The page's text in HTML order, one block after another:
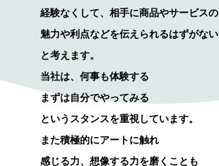
経験なくして、相手に商品やサービスの
魅力や利点などを伝えられるはずがない
と考えます。
当社は、何事も体験する
まずは自分でやってみる
というスタンスを重視しています。
また積極的にアートに触れ
感じる力、想像する力を磨くことも